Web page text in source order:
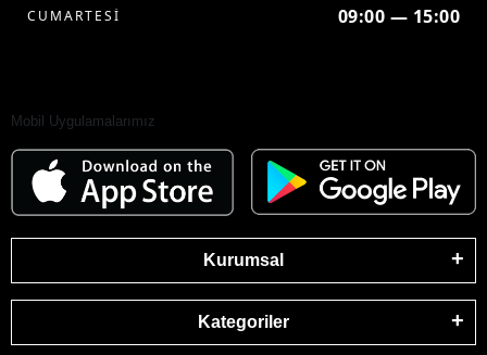
CUMARTESİ 09:00 — 15:00
Mobil Uygulamalarımız
Kurumsal
Kategoriler